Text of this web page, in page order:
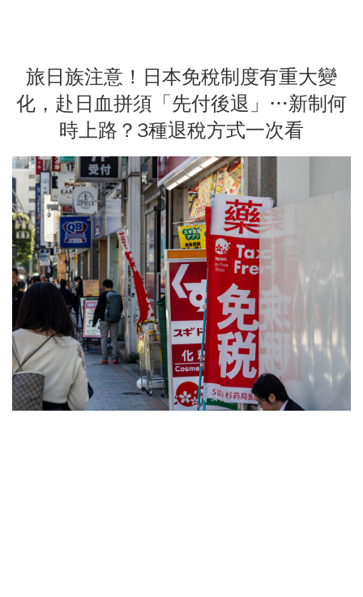
旅日族注意！日本免稅制度有重大變
化，赴日血拼須「先付後退」…新制何
時上路？3種退稅方式一次看